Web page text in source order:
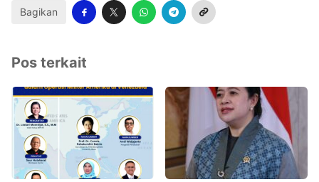
Bagikan
Pos terkait